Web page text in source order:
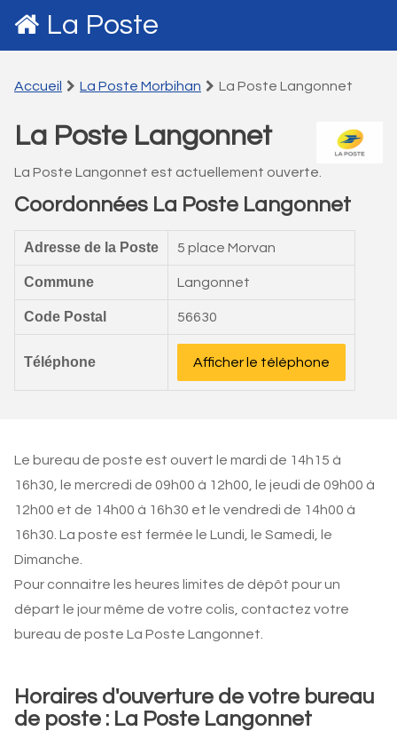
La Poste
Accueil La Poste Morbihan La Poste Langonnet
La Poste Langonnet
La Poste Langonnet est actuellement ouverte.
Coordonnées La Poste Langonnet
Adresse de la Poste 5 place Morvan
Commune Langonnet
Code Postal 56630
Téléphone Afficher le téléphone
Le bureau de poste est ouvert le mardi de 14h15 à
16h30, le mercredi de 09h00 à 12h00, le jeudi de 09h00 à
12h00 et de 14h00 à 16h30 et le vendredi de 14h00 à
16h30. La poste est fermée le Lundi, le Samedi, le
Dimanche.
Pour connaitre les heures limites de dépôt pour un
départ le jour même de votre colis, contactez votre
bureau de poste La Poste Langonnet.
Horaires d'ouverture de votre bureau
de poste : La Poste Langonnet